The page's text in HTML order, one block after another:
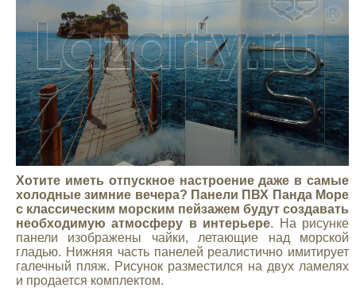
Хотите иметь отпускное настроение даже в самые
холодные зимние вечера? Панели ПВХ Панда Море
с классическим морским пейзажем будут создавать
необходимую атмосферу в интерьере. На рисунке
панели изображены чайки, летающие над морской
гладью. Нижняя часть панелей реалистично имитирует
галечный пляж. Рисунок разместился на двух ламелях
и продается комплектом.
Volkswagen
УАЗ
Дополнительные товары